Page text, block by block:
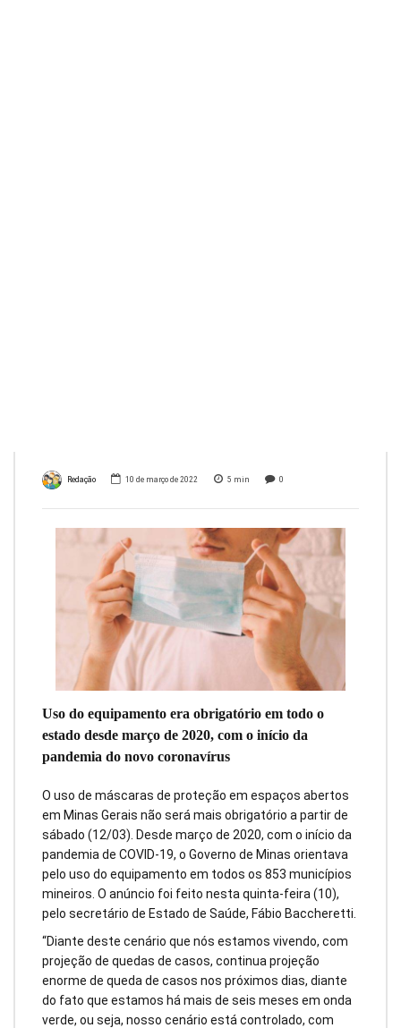
Redação 10 de março de 2022 5 min 0
Uso do equipamento era obrigatório em todo o
estado desde março de 2020, com o início da
pandemia do novo coronavírus
O uso de máscaras de proteção em espaços abertos
em Minas Gerais não será mais obrigatório a partir de
sábado (12/03). Desde março de 2020, com o início da
pandemia de COVID-19, o Governo de Minas orientava
pelo uso do equipamento em todos os 853 municípios
mineiros. O anúncio foi feito nesta quinta-feira (10),
pelo secretário de Estado de Saúde, Fábio Baccheretti.
“Diante deste cenário que nós estamos vivendo, com
projeção de quedas de casos, continua projeção
enorme de queda de casos nos próximos dias, diante
do fato que estamos há mais de seis meses em onda
verde, ou seja, nosso cenário está controlado, com